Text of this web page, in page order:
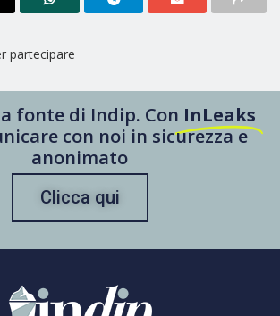
partecipare
fonte di Indip. Con InLeaks
con noi in sicurezza e
anonimato
Clicca qui